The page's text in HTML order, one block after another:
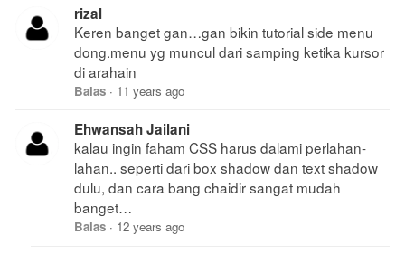
rizal
Keren banget gan…gan bikin tutorial side menu
dong.menu yg muncul dari samping ketika kursor
di arahain
Balas · 11 years ago
Ehwansah Jailani
kalau ingin faham CSS harus dalami perlahan-
lahan.. seperti dari box shadow dan text shadow
dulu, dan cara bang chaidir sangat mudah
banget…
Balas · 12 years ago